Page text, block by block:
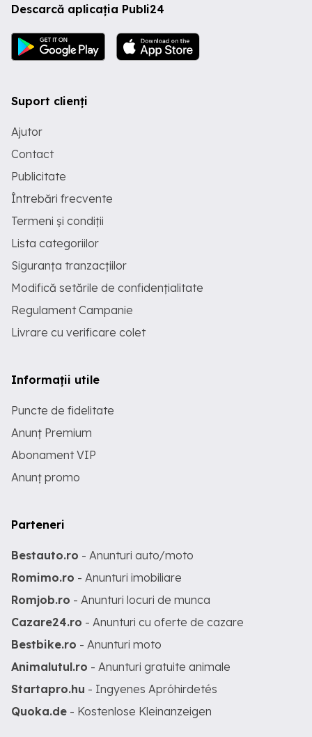
Descarcă aplicația Publi24
Suport clienți
Ajutor
Contact
Publicitate
Întrebări frecvente
Termeni și condiții
Lista categoriilor
Siguranța tranzacțiilor
Modifică setările de confidențialitate
Regulament Campanie
Livrare cu verificare colet
Informații utile
Puncte de fidelitate
Anunț Premium
Abonament VIP
Anunț promo
Parteneri
Bestauto.ro - Anunturi auto/moto
Romimo.ro - Anunturi imobiliare
Romjob.ro - Anunturi locuri de munca
Cazare24.ro - Anunturi cu oferte de cazare
Bestbike.ro - Anunturi moto
Animalutul.ro - Anunturi gratuite animale
Startapro.hu - Ingyenes Apróhirdetés
Quoka.de - Kostenlose Kleinanzeigen